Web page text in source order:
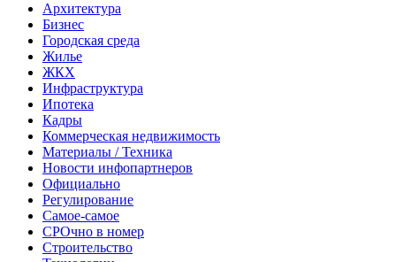
Архитектура
Бизнес
Городская среда
Жилье
ЖКХ
Инфраструктура
Ипотека
Кадры
Коммерческая недвижимость
Материалы / Техника
Новости инфопартнеров
Официально
Регулирование
Самое-самое
СРОчно в номер
Строительство